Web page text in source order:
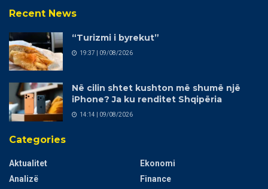
Recent News
“Turizmi i byrekut”
19:37 | 09/08/2026
Në cilin shtet kushton më shumë një
iPhone? Ja ku renditet Shqipëria
14:14 | 09/08/2026
Categories
Aktualitet
Analizë
Ekonomi
Finance